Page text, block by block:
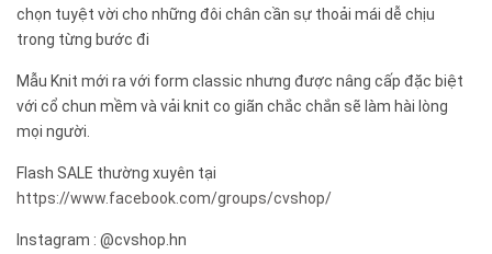
chọn tuyệt vời cho những đôi chân cần sự thoải mái dễ chịu
trong từng bước đi
Mẫu Knit mới ra với form classic nhưng được nâng cấp đặc biệt
với cổ chun mềm và vải knit co giãn chắc chắn sẽ làm hài lòng
mọi người.
Flash SALE thường xuyên tại
https://www.facebook.com/groups/cvshop/
Instagram : @cvshop.hn